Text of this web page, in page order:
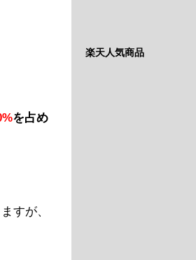
を占め
すが、
楽天人気商品